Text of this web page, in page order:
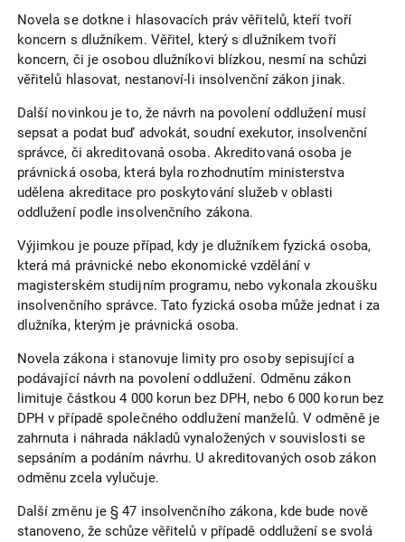
Novela se dotkne i hlasovacích práv věřitelů, kteří tvoří
koncern s dlužníkem. Věřitel, který s dlužníkem tvoří
koncern, či je osobou dlužníkovi blízkou, nesmí na schůzi
věřitelů hlasovat, nestanoví-li insolvenční zákon jinak.
Další novinkou je to, že návrh na povolení oddlužení musí
sepsat a podat buď advokát, soudní exekutor, insolvenční
správce, či akreditovaná osoba. Akreditovaná osoba je
právnická osoba, která byla rozhodnutím ministerstva
udělena akreditace pro poskytování služeb v oblasti
oddlužení podle insolvenčního zákona.
Výjimkou je pouze případ, kdy je dlužníkem fyzická osoba,
která má právnické nebo ekonomické vzdělání v
magisterském studijním programu, nebo vykonala zkoušku
insolvenčního správce. Tato fyzická osoba může jednat i za
dlužníka, kterým je právnická osoba.
Novela zákona i stanovuje limity pro osoby sepisující a
podávající návrh na povolení oddlužení. Odměnu zákon
limituje částkou 4 000 korun bez DPH, nebo 6 000 korun bez
DPH v případě společného oddlužení manželů. V odměně je
zahrnuta i náhrada nákladů vynaložených v souvislosti se
sepsáním a podáním návrhu. U akreditovaných osob zákon
odměnu zcela vylučuje.
Další změnu je § 47 insolvenčního zákona, kde bude nově
stanoveno, že schůze věřitelů v případě oddlužení se svolá